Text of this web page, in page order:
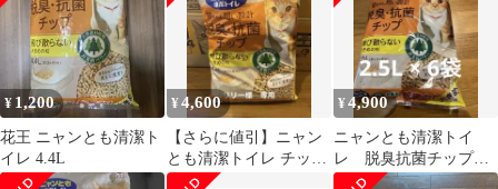
ース販売)
¥ 1,200
花王 ニャンとも清潔ト
イレ 4.4L
¥4,600
【さらに値引】ニャン
とも清潔トイレ チップ
大きめの粒 4.4L×4袋
¥4,900
ニャンとも清潔トイ
レ 脱臭抗菌チップ
大きめの粒 2.5L × 6袋